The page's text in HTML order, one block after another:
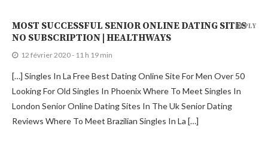
MOST SUCCESSFUL SENIOR ONLINE DATING SITES
NO SUBSCRIPTION | HEALTHWAYS
12 février 2020 - 11 h 19 min
[…] Singles In La Free Best Dating Online Site For Men Over 50
Looking For Old Singles In Phoenix Where To Meet Singles In
London Senior Online Dating Sites In The Uk Senior Dating
Reviews Where To Meet Brazilian Singles In La […]
REPLY